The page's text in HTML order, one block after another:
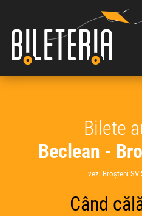
Bilete
Beclean -
vezi Broșteni SV
Când